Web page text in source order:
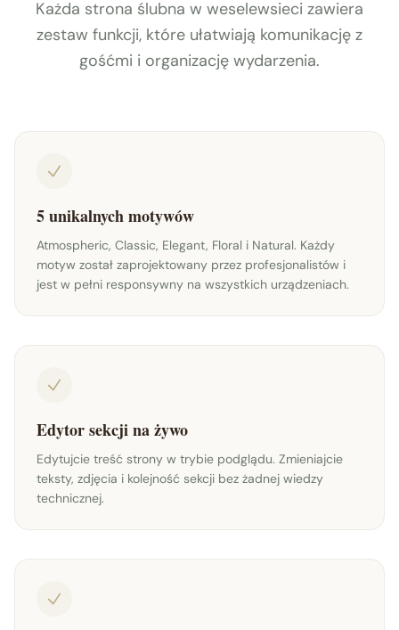
Każda strona ślubna w weselewsieci zawiera
zestaw funkcji, które ułatwiają komunikację z
gośćmi i organizację wydarzenia.
5 unikalnych motywów
Atmospheric, Classic, Elegant, Floral i Natural. Każdy
motyw został zaprojektowany przez profesjonalistów i
jest w pełni responsywny na wszystkich urządzeniach.
Edytor sekcji na żywo
Edytujcie treść strony w trybie podglądu. Zmieniajcie
teksty, zdjęcia i kolejność sekcji bez żadnej wiedzy
technicznej.